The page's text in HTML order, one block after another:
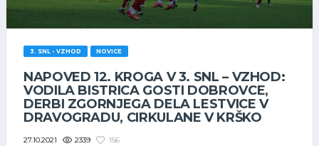
3. SNL - VZHOD NOVICE
NAPOVED 12. KROGA V 3. SNL – VZHOD:
VODILA BISTRICA GOSTI DOBROVCE,
DERBI ZGORNJEGA DELA LESTVICE V
DRAVOGRADU, CIRKULANE V KRŠKO
27.10.2021 2339 156